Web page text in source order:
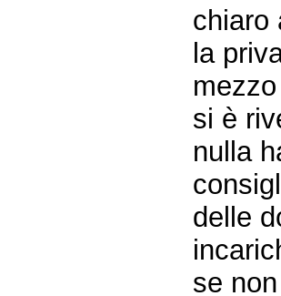
chiaro
la
si è
nulla
delle
se